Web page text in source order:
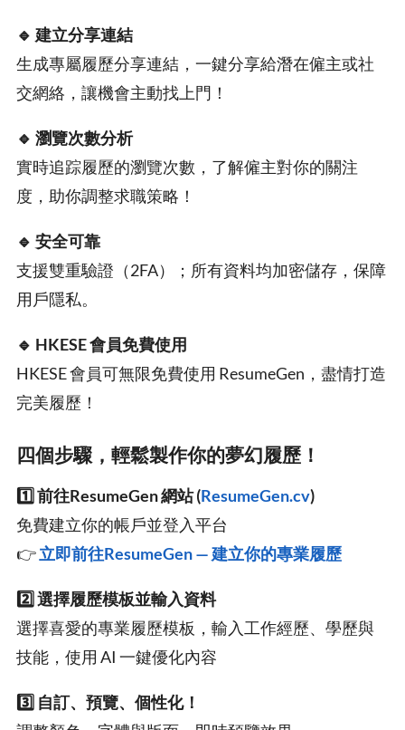
🔹 建立分享連結
生成專屬履歷分享連結，一鍵分享給潛在僱主或社
交網絡，讓機會主動找上門！
🔹 瀏覽次數分析
實時追踪履歷的瀏覽次數，了解僱主對你的關注
度，助你調整求職策略！
🔹 安全可靠
支援雙重驗證（2FA）；所有資料均加密儲存，保障
用戶隱私。
🔹 HKESE 會員免費使用
HKESE 會員可無限免費使用 ResumeGen，盡情打造
完美履歷！
四個步驟，輕鬆製作你的夢幻履歷！
1️⃣ 前往ResumeGen 網站 (ResumeGen.cv)
免費建立你的帳戶並登入平台
👉立即前往ResumeGen — 建立你的專業履歷
2️⃣ 選擇履歷模板並輸入資料
選擇喜愛的專業履歷模板，輸入工作經歷、學歷與
技能，使用 AI 一鍵優化內容
3️⃣ 自訂、預覽、個性化！